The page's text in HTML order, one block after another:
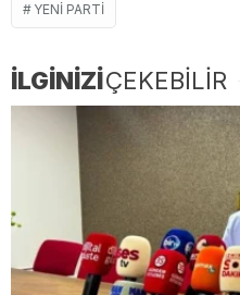
YENI PARTI
İLGİNİZİÇEKEBİLİR